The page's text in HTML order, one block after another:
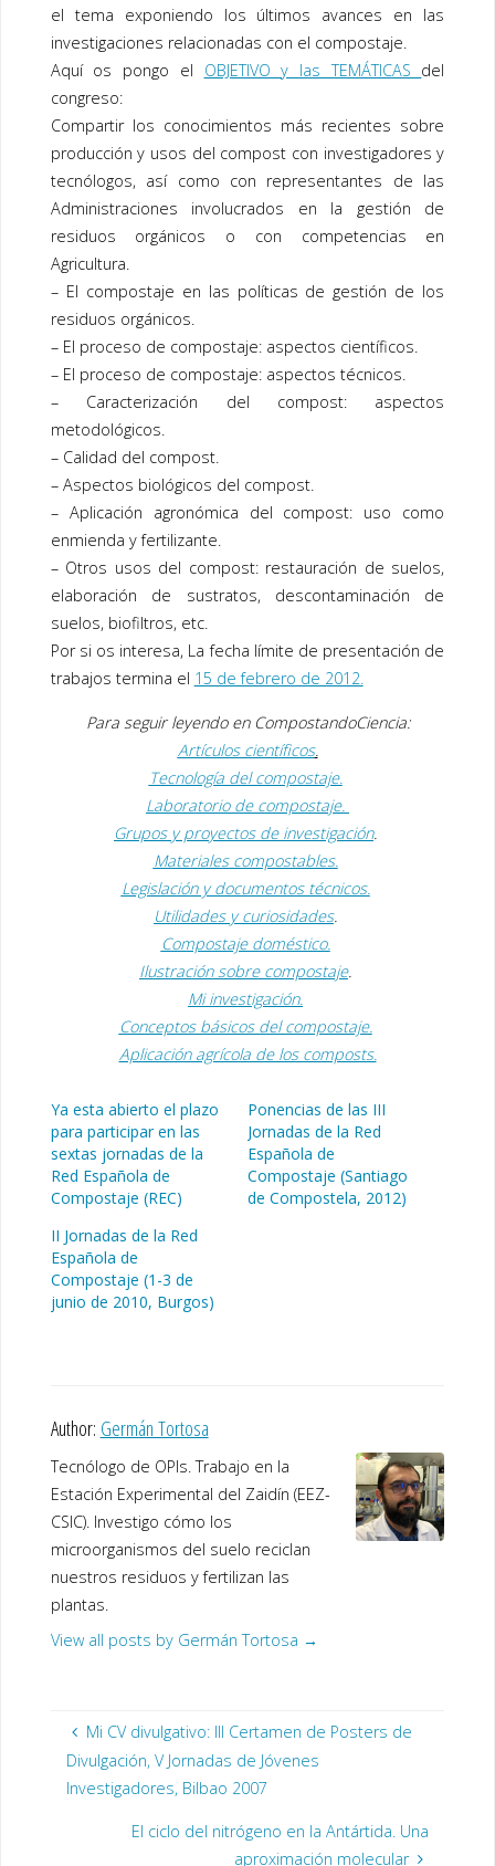
el tema exponiendo los últimos avances en las
investigaciones relacionadas con el compostaje.
Aquí os pongo el OBJETIVO y las TEMÁTICAS del
congreso:
Compartir los conocimientos más recientes sobre
producción y usos del compost con investigadores y
tecnólogos, así como con representantes de las
Administraciones involucrados en la gestión de
residuos orgánicos o con competencias en
Agricultura.
– El compostaje en las políticas de gestión de los
residuos orgánicos.
– El proceso de compostaje: aspectos científicos.
– El proceso de compostaje: aspectos técnicos.
– Caracterización del compost: aspectos
metodológicos.
– Calidad del compost.
– Aspectos biológicos del compost.
– Aplicación agronómica del compost: uso como
enmienda y fertilizante.
– Otros usos del compost: restauración de suelos,
elaboración de sustratos, descontaminación de
suelos, biofiltros, etc.
Por si os interesa, La fecha límite de presentación de
trabajos termina el 15 de febrero de 2012.
Para seguir leyendo en CompostandoCiencia:
Artículos científicos.
Tecnología del compostaje.
Laboratorio de compostaje.
Grupos y proyectos de investigación.
Materiales compostables.
Legislación y documentos técnicos.
Utilidades y curiosidades.
Compostaje doméstico.
Ilustración sobre compostaje.
Mi investigación.
Conceptos básicos del compostaje.
Aplicación agrícola de los composts.
Ya esta abierto el plazo
para participar en las
sextas jornadas de la
Red Española de
Compostaje (REC)
Ponencias de las III
Jornadas de la Red
Española de
Compostaje (Santiago
de Compostela, 2012)
II Jornadas de la Red
Española de
Compostaje (1-3 de
junio de 2010, Burgos)
Author: Germán Tortosa
Tecnólogo de OPIs. Trabajo en la
Estación Experimental del Zaidín (EEZ-
CSIC). Investigo cómo los
microorganismos del suelo reciclan
nuestros residuos y fertilizan las
plantas.
View all posts by Germán Tortosa →
Mi CV divulgativo: III Certamen de Posters de
Divulgación, V Jornadas de Jóvenes
Investigadores, Bilbao 2007
El ciclo del nitrógeno en la Antártida. Una
aproximación molecular